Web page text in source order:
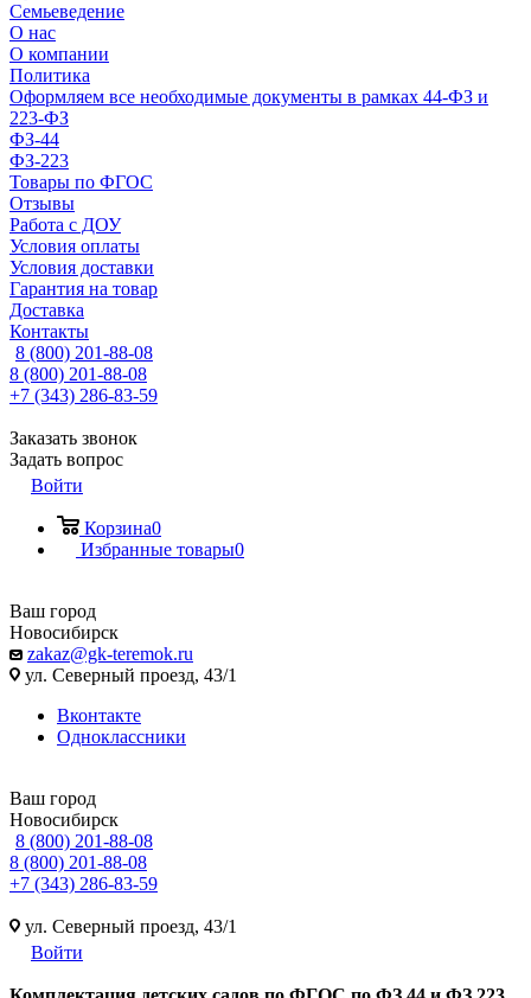
Семьеведение
О нас
О компании
Политика
Оформляем все необходимые документы в рамках 44-ФЗ и
223-ФЗ
ФЗ-44
ФЗ-223
Товары по ФГОС
Отзывы
Работа с ДОУ
Условия оплаты
Условия доставки
Гарантия на товар
Доставка
Контакты
8 (800) 201-88-08
8 (800) 201-88-08
+7 (343) 286-83-59
Заказать звонок
Задать вопрос
Войти
Корзина0
Избранные товары0
Ваш город
Новосибирск
zakaz@gk-teremok.ru
ул. Северный проезд, 43/1
Вконтакте
Одноклассники
Ваш город
Новосибирск
8 (800) 201-88-08
8 (800) 201-88-08
+7 (343) 286-83-59
ул. Северный проезд, 43/1
Войти